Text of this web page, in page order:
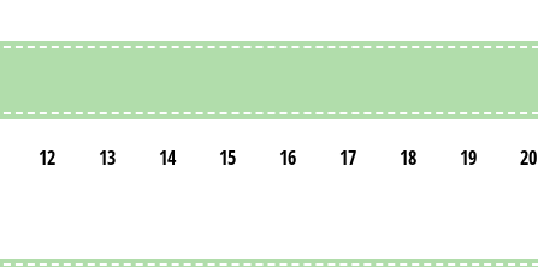
12 13 14 15 16 17 18 19
20